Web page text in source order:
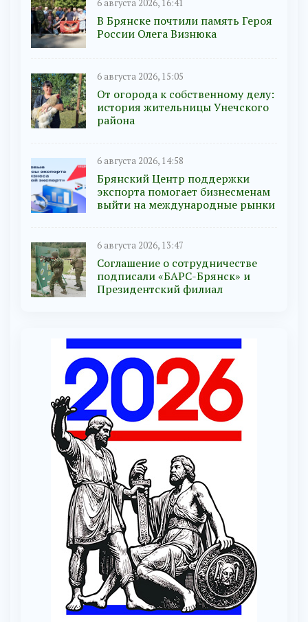
6 августа 2026, 16:41
В Брянске почтили память Героя
России Олега Визнюка
6 августа 2026, 15:05
От огорода к собственному делу:
история жительницы Унечского
района
6 августа 2026, 14:58
Брянский Центр поддержки
экспорта помогает бизнесменам
выйти на международные рынки
6 августа 2026, 13:47
Соглашение о сотрудничестве
подписали «БАРС-Брянск» и
Президентский филиал